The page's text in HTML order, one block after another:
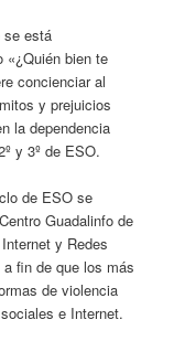
se está
«¿Quién bien te
concienciar al
y prejuicios
la dependencia
y 3º de ESO.
de ESO se
Guadalinfo de
y Redes
fin de que los más
de violencia
e Internet.